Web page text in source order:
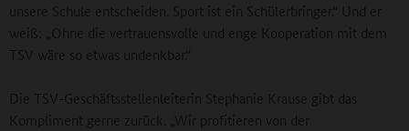
unsere Schule entscheiden. Sport ist ein Schülerbringer.“ Und er
weiß: „Ohne die vertrauensvolle und enge Kooperation mit dem
TSV wäre so etwas undenkbar.“
Die TSV-Geschäftsstellenleiterin Stephanie Krause gibt das
Kompliment gerne zurück. „Wir profitieren von der